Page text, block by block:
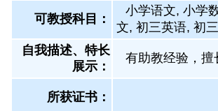
可教授科目：
小学语文, 小学
文, 初三英语, 初
自我描述、特长
展示 ：
有助教经验，
所获证书 ：